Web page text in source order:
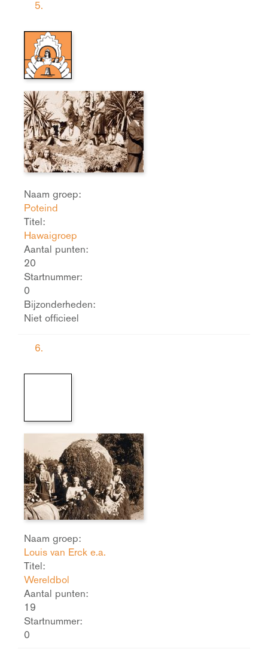
5.
Naam groep:
Poteind
Titel:
Hawaigroep
Aantal punten:
20
Startnummer:
0
Bijzonderheden:
Niet officieel
6.
Naam groep:
Louis van Erck e.a.
Titel:
Wereldbol
Aantal punten:
19
Startnummer:
0